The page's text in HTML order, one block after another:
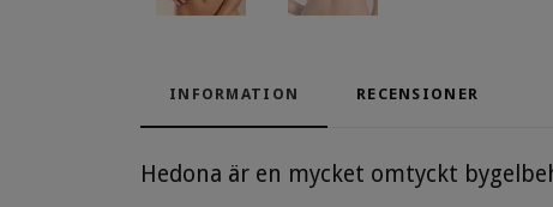
INFORMATION RECENSIONER
Hedona är en mycket omtyckt